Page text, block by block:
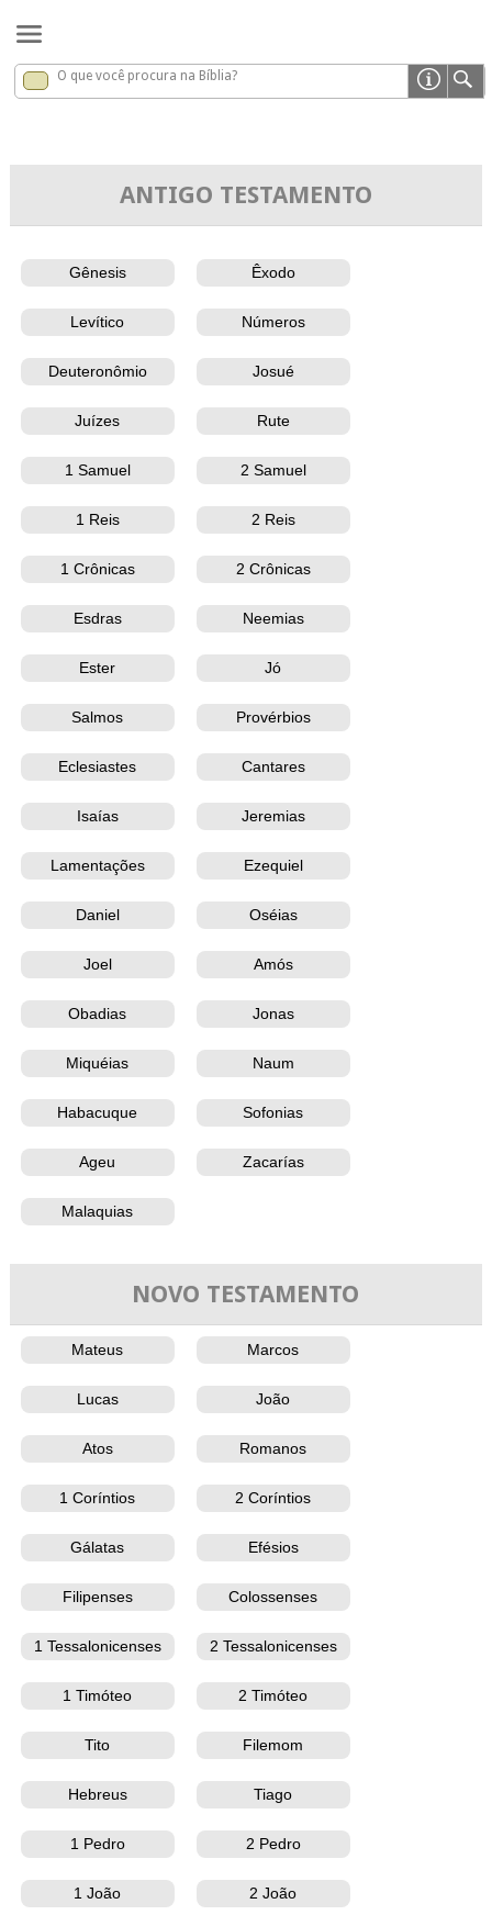
BíbliaO que você procura na Bíblia?
ANTIGO TESTAMENTO
Gênesis Êxodo
Levítico Números
Deuteronômio Josué
Juízes Rute
1 Samuel 2 Samuel
1 Reis 2 Reis
1 Crônicas 2 Crônicas
Esdras Neemias
Ester Jó
Salmos Provérbios
Eclesiastes Cantares
Isaías Jeremias
Lamentações Ezequiel
Daniel Oséias
Joel Amós
Obadias Jonas
Miquéias Naum
Habacuque Sofonias
Ageu Zacarías
Malaquias
NOVO TESTAMENTO
Mateus Marcos
Lucas João
Atos Romanos
1 Coríntios 2 Coríntios
Gálatas Efésios
Filipenses Colossenses
1 Tessalonicenses 2 Tessalonicenses
1 Timóteo 2 Timóteo
Tito Filemom
Hebreus Tiago
1 Pedro 2 Pedro
1 João 2 João